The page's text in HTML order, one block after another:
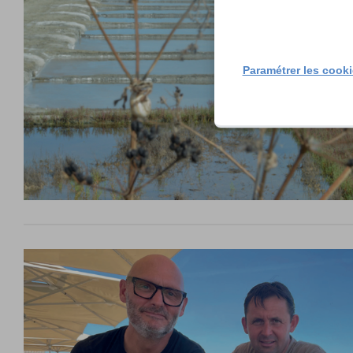
Paramétrer les